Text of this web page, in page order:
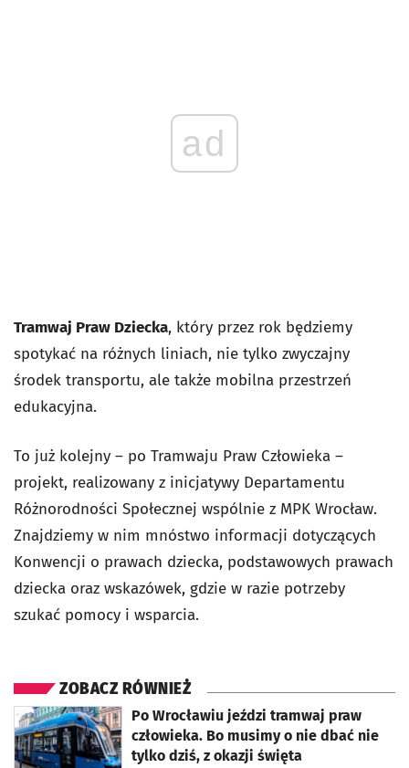
ad
Tramwaj Praw Dziecka, który przez rok będziemy
spotykać na różnych liniach, nie tylko zwyczajny
środek transportu, ale także mobilna przestrzeń
edukacyjna.
To już kolejny – po Tramwaju Praw Człowieka –
projekt, realizowany z inicjatywy Departamentu
Różnorodności Społecznej wspólnie z MPK Wrocław.
Znajdziemy w nim mnóstwo informacji dotyczących
Konwencji o prawach dziecka, podstawowych prawach
dziecka oraz wskazówek, gdzie w razie potrzeby
szukać pomocy i wsparcia.
ZOBACZ RÓWNIEŻ
Po Wrocławiu jeździ tramwaj praw
człowieka. Bo musimy o nie dbać nie
tylko dziś, z okazji święta
otworzy się w nowej karcie